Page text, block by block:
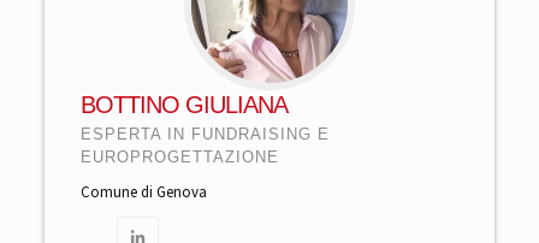
BOTTINO GIULIANA
ESPERTA IN FUNDRAISING E
EUROPROGETTAZIONE
Comune di Genova